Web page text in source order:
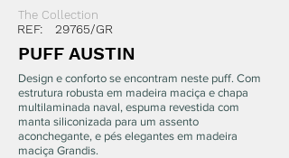
REF: 29765/GR
The Collection
PUFF AUSTIN
Design e conforto se encontram neste puff. Com
estrutura robusta em madeira maciça e chapa
multilaminada naval, espuma revestida com
manta siliconizada para um assento
aconchegante, e pés elegantes em madeira
maciça Grandis.